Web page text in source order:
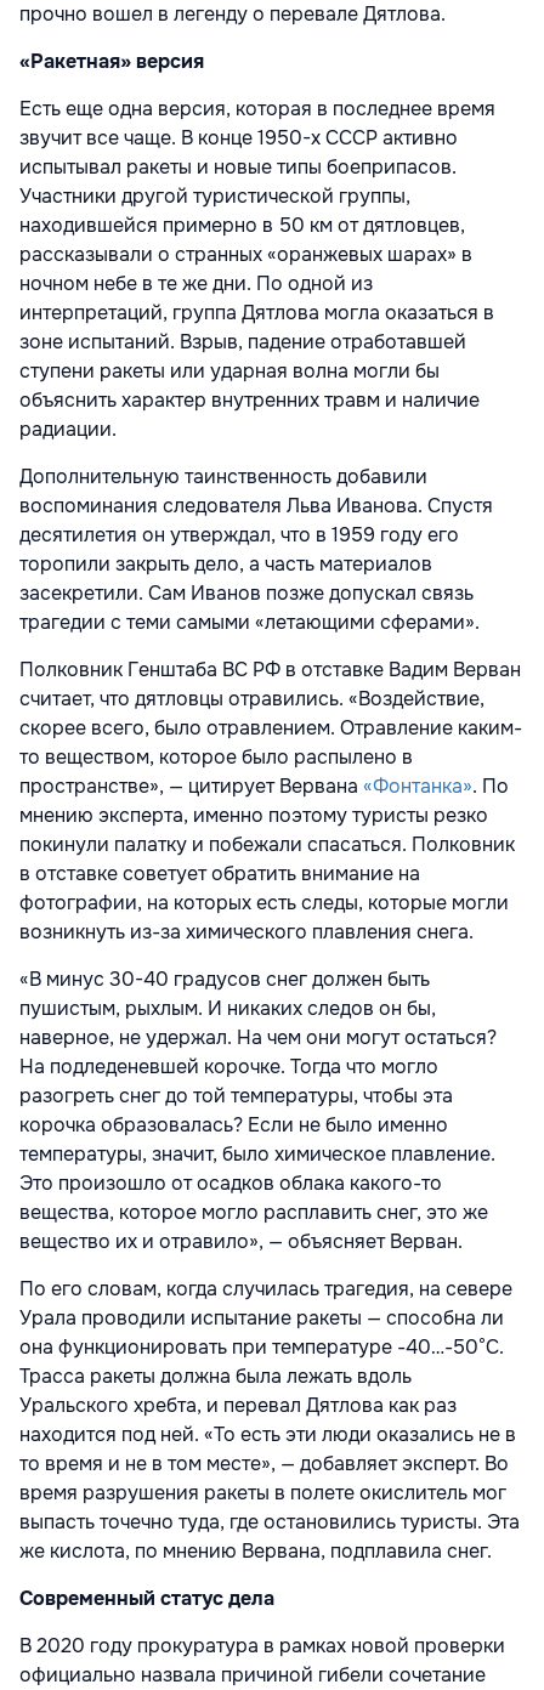
прочно вошел в легенду о перевале Дятлова.
«Ракетная» версия
Есть еще одна версия, которая в последнее время
звучит все чаще. В конце 1950-х СССР активно
испытывал ракеты и новые типы боеприпасов.
Участники другой туристической группы,
находившейся примерно в 50 км от дятловцев,
рассказывали о странных «оранжевых шарах» в
ночном небе в те же дни. По одной из
интерпретаций, группа Дятлова могла оказаться в
зоне испытаний. Взрыв, падение отработавшей
ступени ракеты или ударная волна могли бы
объяснить характер внутренних травм и наличие
радиации.
Дополнительную таинственность добавили
воспоминания следователя Льва Иванова. Спустя
десятилетия он утверждал, что в 1959 году его
торопили закрыть дело, а часть материалов
засекретили. Сам Иванов позже допускал связь
трагедии с теми самыми «летающими сферами».
Полковник Генштаба ВС РФ в отставке Вадим Верван
считает, что дятловцы отравились. «Воздействие,
скорее всего, было отравлением. Отравление каким-
то веществом, которое было распылено в
пространстве», — цитирует Вервана «Фонтанка». По
мнению эксперта, именно поэтому туристы резко
покинули палатку и побежали спасаться. Полковник
в отставке советует обратить внимание на
фотографии, на которых есть следы, которые могли
возникнуть из-за химического плавления снега.
«В минус 30-40 градусов снег должен быть
пушистым, рыхлым. И никаких следов он бы,
наверное, не удержал. На чем они могут остаться?
На подледеневшей корочке. Тогда что могло
разогреть снег до той температуры, чтобы эта
корочка образовалась? Если не было именно
температуры, значит, было химическое плавление.
Это произошло от осадков облака какого-то
вещества, которое могло расплавить снег, это же
вещество их и отравило», — объясняет Верван.
По его словам, когда случилась трагедия, на севере
Урала проводили испытание ракеты — способна ли
она функционировать при температуре -40…-50°С.
Трасса ракеты должна была лежать вдоль
Уральского хребта, и перевал Дятлова как раз
находится под ней. «То есть эти люди оказались не в
то время и не в том месте», — добавляет эксперт. Во
время разрушения ракеты в полете окислитель мог
выпасть точечно туда, где остановились туристы. Эта
же кислота, по мнению Вервана, подплавила снег.
Современный статус дела
В 2020 году прокуратура в рамках новой проверки
официально назвала причиной гибели сочетание